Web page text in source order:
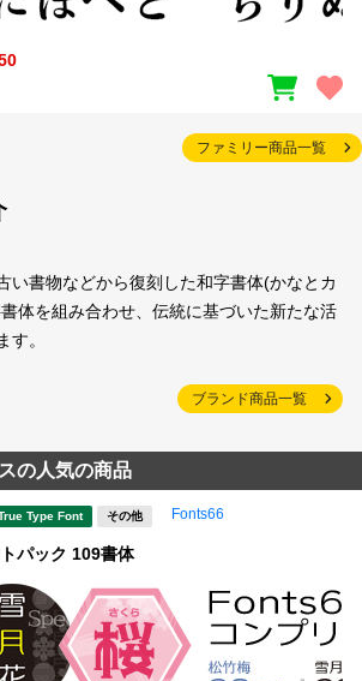
ファミリー商品一覧
い書物などから復刻した和字書体(かなとカ
体を組み合わせ、伝統に基づいた新たな活
す。
ブランド商品一覧
の人気の商品
Type Font その他 Fonts66
パック 109書体